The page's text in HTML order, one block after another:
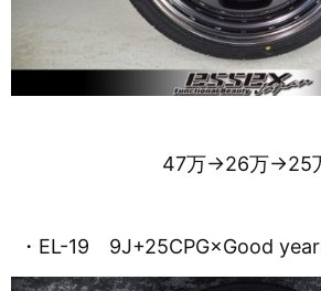
47万→26万→25
・EL-19 9J+25CPG×Good